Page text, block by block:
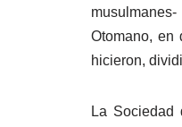
Otomano, en
hicieron,
La